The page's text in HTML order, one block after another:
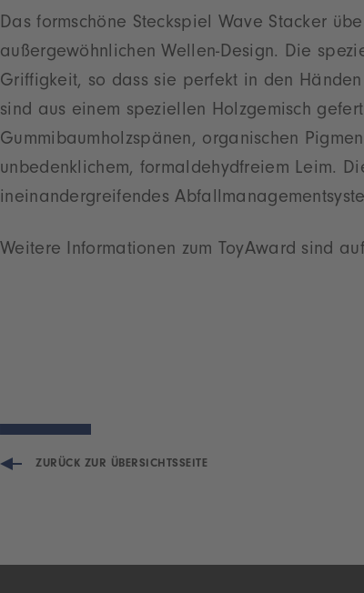
Das formschöne Steckspiel Wave Stacker
außergewöhnlichen Wellen-Design. Die
Griffigkeit, so dass sie perfekt in den
sind aus einem speziellen Holzgemisch
Gummibaumholzspänen, organischen
unbedenklichem, formaldehydfreiem Leim.
ineinandergreifendes
Weitere Informationen zum ToyAward sind
ZURÜCK ZUR ÜBERSICHTSSEITE